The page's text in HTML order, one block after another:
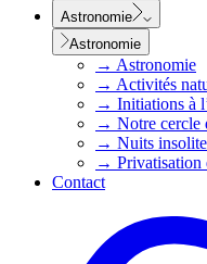
Astronomie
Astronomie
→ Astronomie
→ Activités
→ Initiations à
→ Notre cercle
→ Nuits
→ Privatisation
Contact